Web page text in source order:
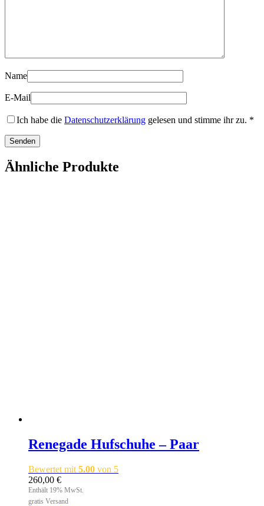
Name
E-Mail
Ich habe die Datenschutzerklärung gelesen und stimme ihr zu. *
Ähnliche Produkte
Renegade Hufschuhe – Paar
Bewertet mit 5.00 von 5
260,00 €
Enthält 19% MwSt.
gratis Versand